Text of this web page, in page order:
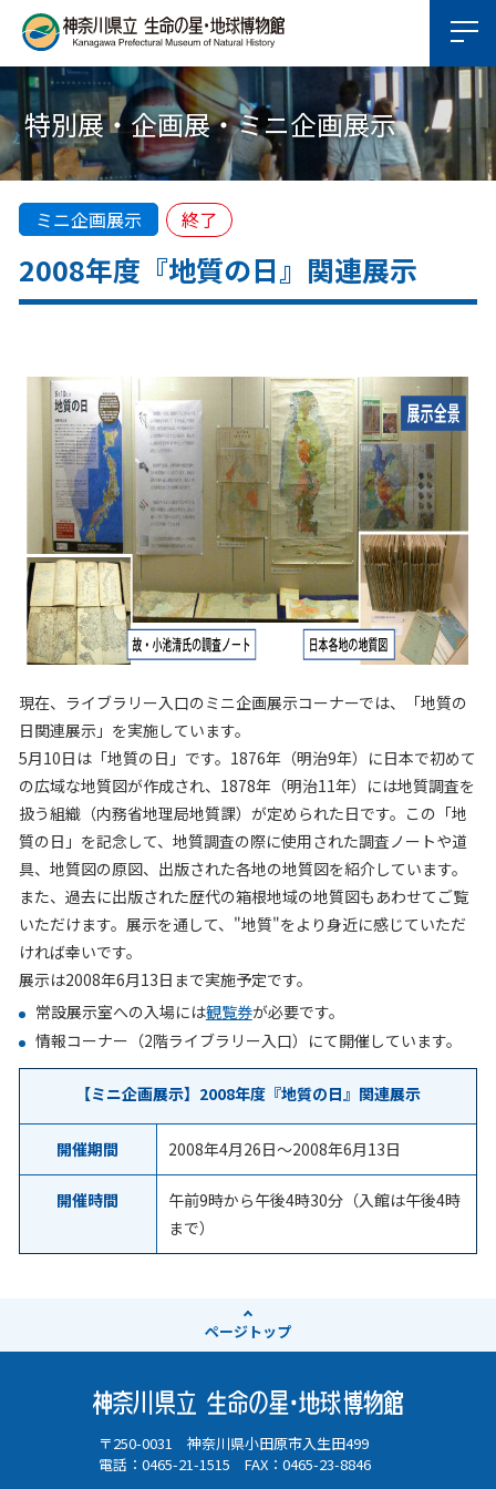
特別展・企画展・ミニ企画展示
ミニ企画展示 終了
2008年度『地質の日』関連展示
現在、ライブラリー入口のミニ企画展示コーナーでは、「地質の
日関連展示」を実施しています。
5月10日は「地質の日」です。1876年（明治9年）に日本で初めて
の広域な地質図が作成され、1878年（明治11年）には地質調査を
扱う組織（内務省地理局地質課）が定められた日です。この「地
質の日」を記念して、地質調査の際に使用された調査ノートや道
具、地質図の原図、出版された各地の地質図を紹介しています。
また、過去に出版された歴代の箱根地域の地質図もあわせてご覧
いただけます。展示を通して、"地質"をより身近に感じていただ
ければ幸いです。
展示は2008年6月13日まで実施予定です。
常設展示室への入場には観覧券が必要です。
情報コーナー（2階ライブラリー入口）にて開催しています。
【ミニ企画展示】2008年度『地質の日』関連展示
開催期間 2008年4月26日～2008年6月13日
開催時間
午前9時から午後4時30分（入館は午後4時
まで）
ページトップ
〒250-0031 神奈川県小田原市入生田499
電話：0465-21-1515 FAX：0465-23-8846